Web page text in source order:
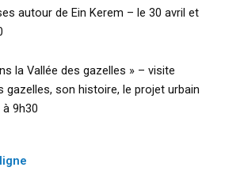
autour de Ein Kerem – le 30 avril et
la Vallée des gazelles » – visite
gazelles, son histoire, le projet urbain
9h30